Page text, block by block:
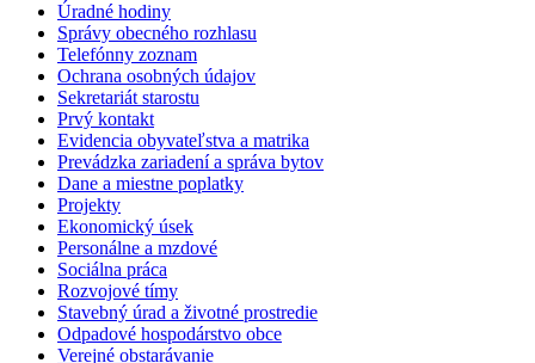
Úradné hodiny
Správy obecného rozhlasu
Telefónny zoznam
Ochrana osobných údajov
Sekretariát starostu
Prvý kontakt
Evidencia obyvateľstva a matrika
Prevádzka zariadení a správa bytov
Dane a miestne poplatky
Projekty
Ekonomický úsek
Personálne a mzdové
Sociálna práca
Rozvojové tímy
Stavebný úrad a životné prostredie
Odpadové hospodárstvo obce
Verejné obstarávanie